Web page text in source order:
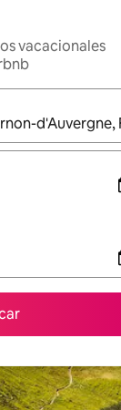
vacacionales
disponibles,